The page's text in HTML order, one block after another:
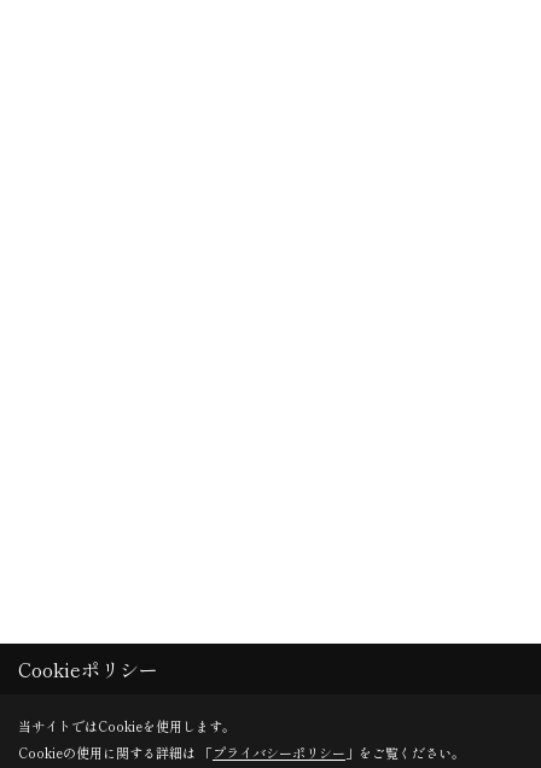
Cookieポリシー
当サイトではCookieを使用します。
Cookieの使用に関する詳細は 「プライバシーポリシー 」をご覧ください。